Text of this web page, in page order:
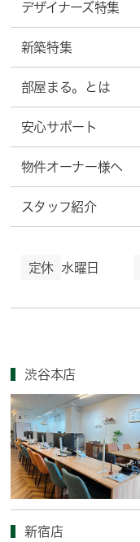
デザイナーズ特集
新築特集
部屋まる。とは
安心サポート
物件オーナー様へ
スタッフ紹介
定休 水曜日
渋谷本店
新宿店